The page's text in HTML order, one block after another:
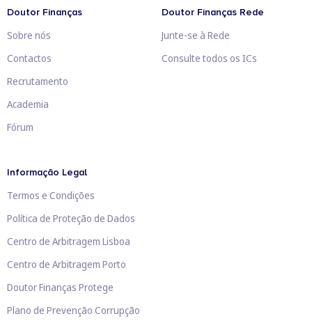
Doutor Finanças
Sobre nós
Contactos
Recrutamento
Academia
Fórum
Doutor Finanças Rede
Junte-se à Rede
Consulte todos os ICs
Informação Legal
Termos e Condições
Política de Proteção de Dados
Centro de Arbitragem Lisboa
Centro de Arbitragem Porto
Doutor Finanças Protege
Plano de Prevenção Corrupção